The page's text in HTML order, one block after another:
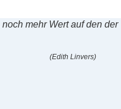
noch mehr Wert auf den der
(Edith Linvers)